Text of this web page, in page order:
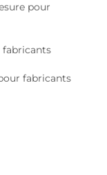
pour
fabricants
fabricants